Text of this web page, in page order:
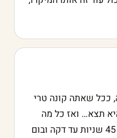
ככל שאתה קונה טרי
תצא… ואז כל מה
שצריך זה החימום הרגיל 45 שניות עד דקה ובום